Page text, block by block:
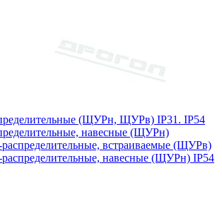
(ЩУРн, ЩУРв) IP31. IP54
навесные (ЩУРн)
встраиваемые (ЩУРв)
навесные (ЩУРн) IP54